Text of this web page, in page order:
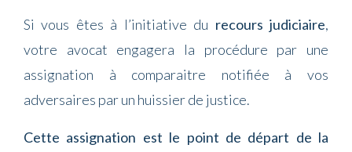
Si vous êtes à l’initiative du recours judiciaire,
votre avocat engagera la procédure par une
assignation à comparaitre notifiée à vos
adversaires par un huissier de justice.
Cette assignation est le point de départ de la